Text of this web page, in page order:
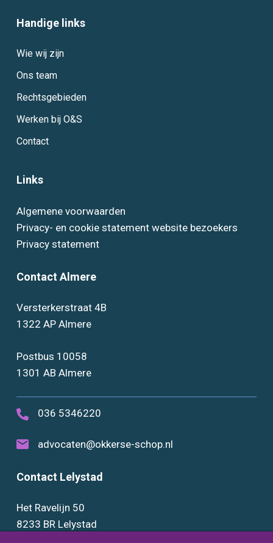
Handige links
Wie wij zijn
Ons team
Rechtsgebieden
Werken bij O&S
Contact
Links
Algemene voorwaarden
Privacy- en cookie statement website bezoekers
Privacy statement
Contact Almere
Versterkerstraat 4B
1322 AP Almere
Postbus 10058
1301 AB Almere
036 5346220
advocaten@okkerse-schop.nl
Contact Lelystad
Het Ravelijn 50
8233 BR Lelystad